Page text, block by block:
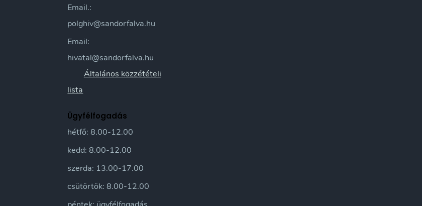
Email.:
polghiv@sandorfalva.hu
Email:
hivatal@sandorfalva.hu
Általános közzétételi
lista
Ügyfélfogadás
hétfő: 8.00-12.00
kedd: 8.00-12.00
szerda: 13.00-17.00
csütörtök: 8.00-12.00